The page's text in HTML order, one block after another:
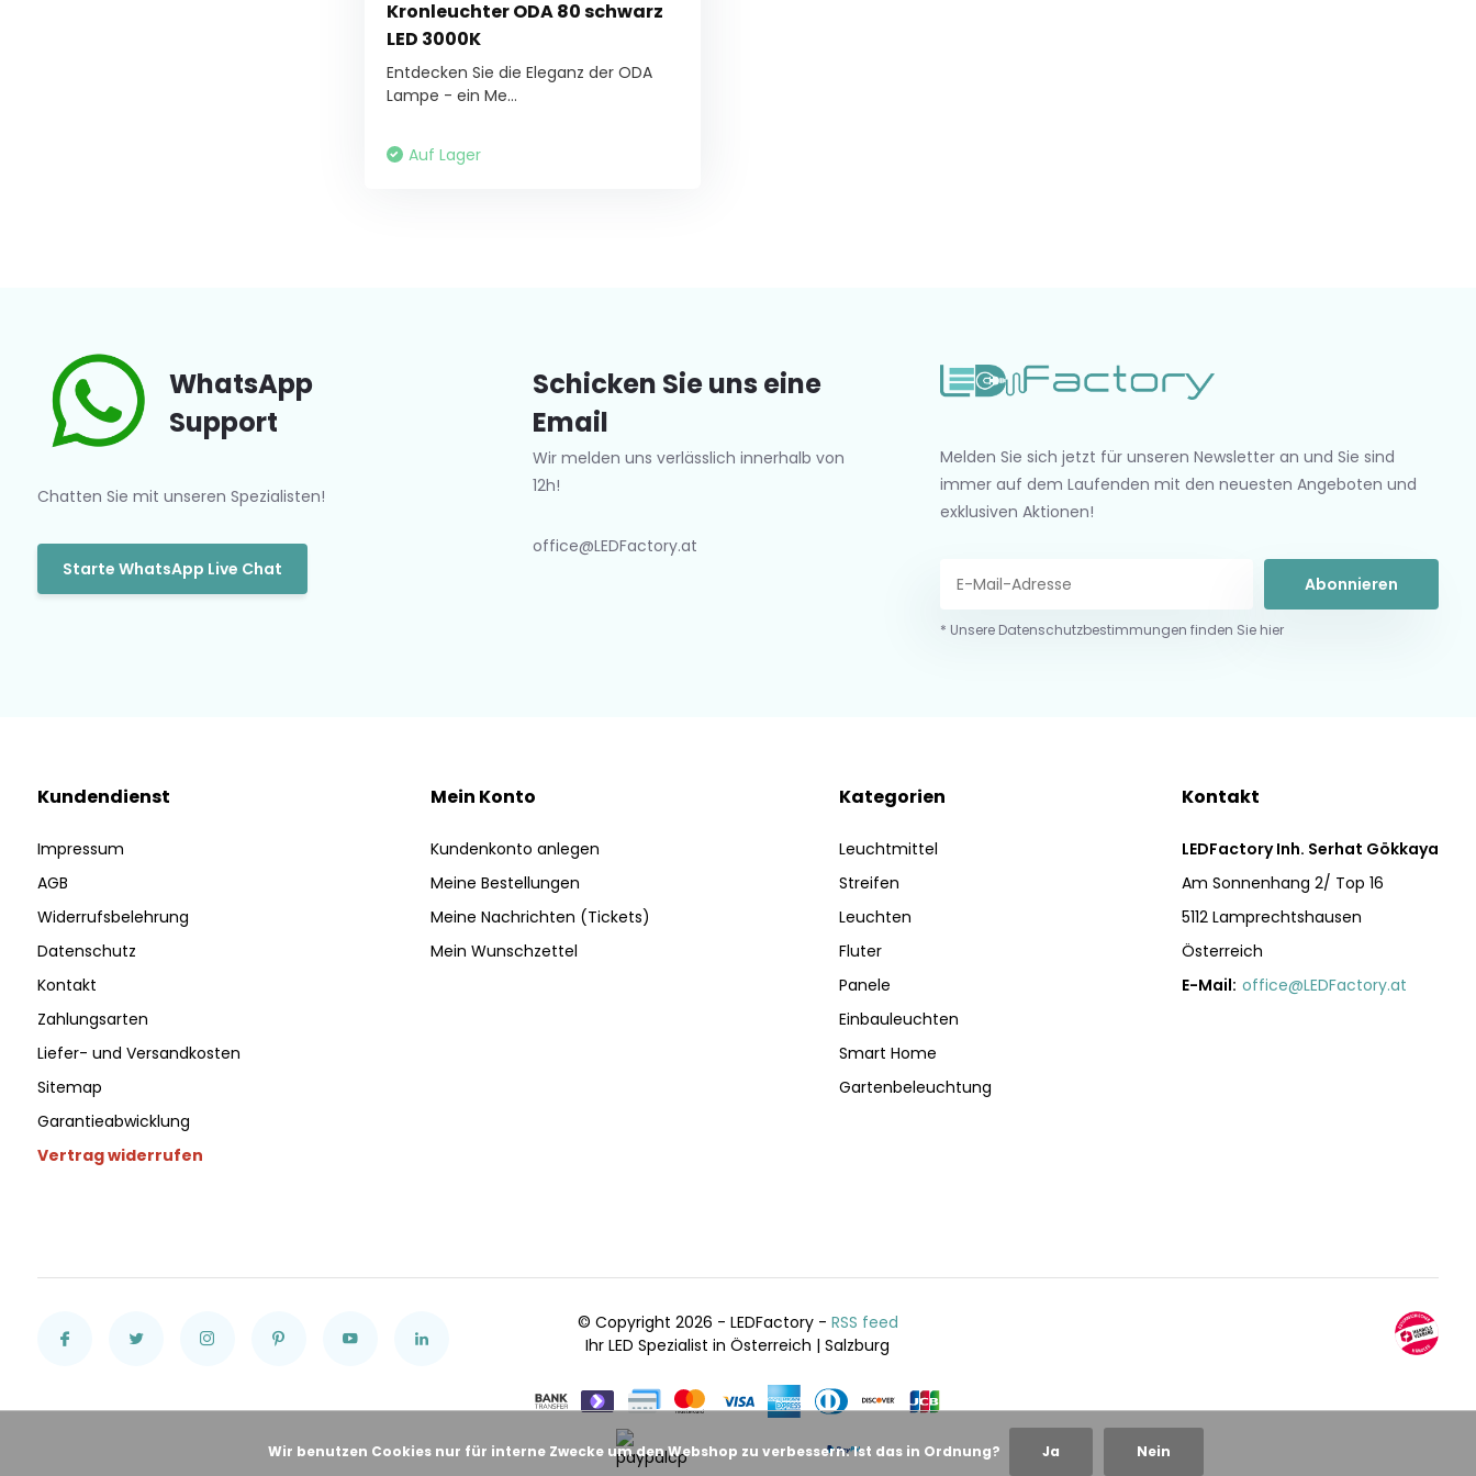
Kronleuchter ODA 80 schwarz
LED 3000K
Entdecken Sie die Eleganz der ODA
Lampe - ein Me...
Auf Lager
WhatsApp
Support
Chatten Sie mit unseren Spezialisten!
Starte WhatsApp Live Chat
Schicken Sie uns eine
Email
Wir melden uns verlässlich innerhalb von
12h!
office@LEDFactory.at
Melden Sie sich jetzt für unseren Newsletter an und Sie sind
immer auf dem Laufenden mit den neuesten Angeboten und
exklusiven Aktionen!
Abonnieren
* Unsere Datenschutzbestimmungen finden Sie hier
Kundendienst
Impressum
AGB
Widerrufsbelehrung
Datenschutz
Kontakt
Zahlungsarten
Liefer- und Versandkosten
Sitemap
Garantieabwicklung
Vertrag widerrufen
Mein Konto
Kundenkonto anlegen
Meine Bestellungen
Meine Nachrichten (Tickets)
Mein Wunschzettel
Kategorien
Leuchtmittel
Streifen
Leuchten
Fluter
Panele
Einbauleuchten
Smart Home
Gartenbeleuchtung
Kontakt
LEDFactory Inh. Serhat Gökkaya
Am Sonnenhang 2/ Top 16
5112 Lamprechtshausen
Österreich
E-Mail: office@LEDFactory.at
© Copyright 2026 - LEDFactory - RSS feed
Ihr LED Spezialist in Österreich | Salzburg
Wir benutzen Cookies nur für interne Zwecke um den Webshop zu verbessern. Ist das in Ordnung? Ja Nein